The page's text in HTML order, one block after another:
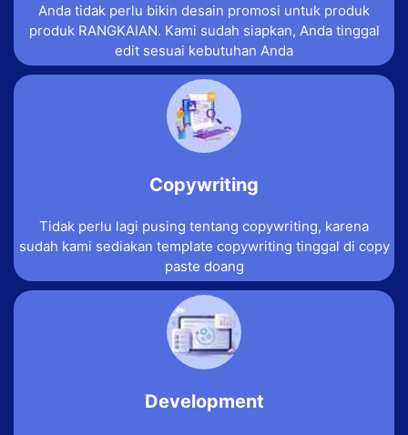
Anda tidak perlu bikin desain promosi untuk produk
produk RANGKAIAN. Kami sudah siapkan, Anda tinggal
edit sesuai kebutuhan Anda
Copywriting
Tidak perlu lagi pusing tentang copywriting, karena
sudah kami sediakan template copywriting tinggal di copy
paste doang
Development